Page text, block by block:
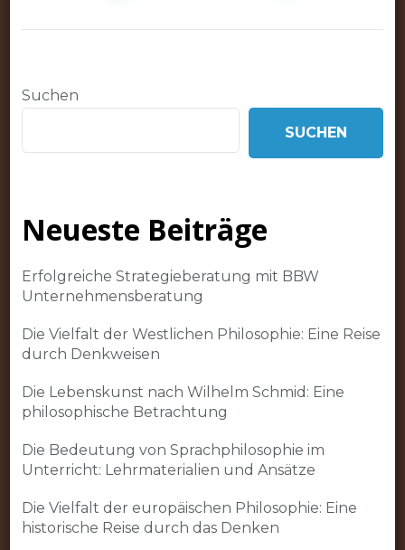
Suchen
SUCHEN
Neueste Beiträge
Erfolgreiche Strategieberatung mit BBW
Unternehmensberatung
Die Vielfalt der Westlichen Philosophie: Eine Reise
durch Denkweisen
Die Lebenskunst nach Wilhelm Schmid: Eine
philosophische Betrachtung
Die Bedeutung von Sprachphilosophie im
Unterricht: Lehrmaterialien und Ansätze
Die Vielfalt der europäischen Philosophie: Eine
historische Reise durch das Denken